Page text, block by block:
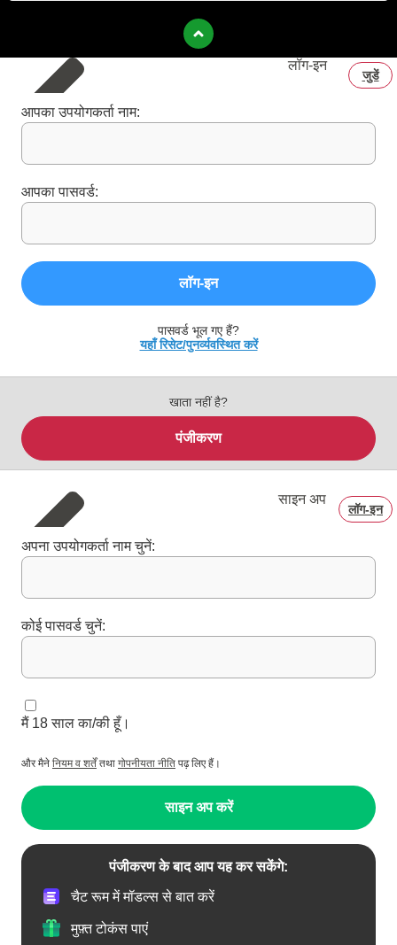
लॉग‑इन
जुडें
आपका उपयोगकर्ता नाम:
आपका पासवर्ड:
लॉग‑इन
पासवर्ड भूल गए हैं?
यहाँ रिसेट/पुनर्व्यवस्थित करें
खाता नहीं है?
पंजीकरण
साइन अप
लॉग‑इन
अपना उपयोगकर्ता नाम चुनें:
कोई पासवर्ड चुनें:
मैं 18 साल का/की हूँ।
और मैने नियम व शर्तेंतथा गोपनीयता नीति पढ़ लिए हैं।
साइन अप करें
पंजीकरण के बाद आप यह कर सकेंगे:
चैट रूम में मॉडल्स से बात करें
मुफ़्त टोकंस पाएं